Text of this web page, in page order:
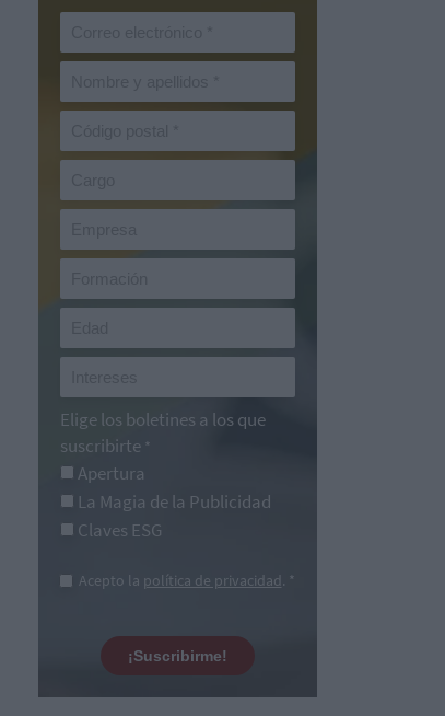
Elige los boletines a los que
suscribirte *
Apertura
La Magia de la Publicidad
Claves ESG
Acepto la política de privacidad. *
¡Suscribirme!